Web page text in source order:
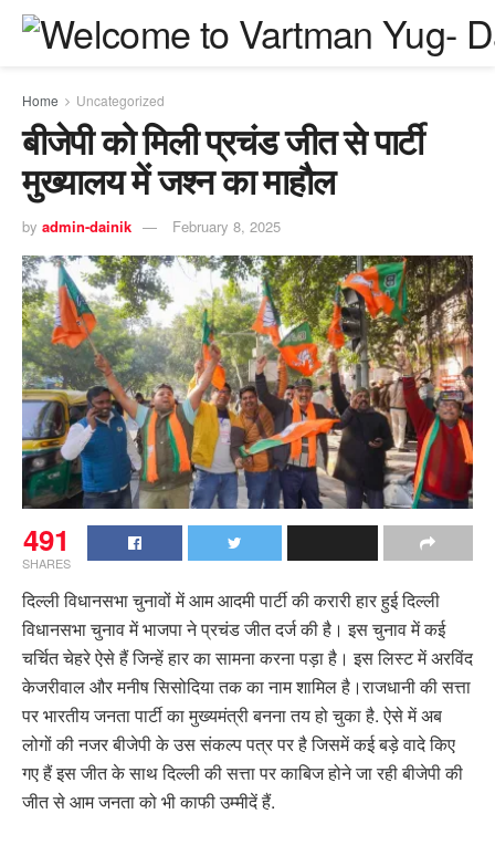
Home Uncategorized
बीजेपी को मिली प्रचंड जीत से पार्टी
मुख्यालय में जश्न का माहौल
by admin-dainik February 8, 2025
491
SHARES
दिल्ली विधानसभा चुनावों में आम आदमी पार्टी की करारी हार हुई दिल्ली
विधानसभा चुनाव में भाजपा ने प्रचंड जीत दर्ज की है। इस चुनाव में कई
चर्चित चेहरे ऐसे हैं जिन्हें हार का सामना करना पड़ा है। इस लिस्ट में अरविंद
केजरीवाल और मनीष सिसोदिया तक का नाम शामिल है।राजधानी की सत्ता
पर भारतीय जनता पार्टी का मुख्यमंत्री बनना तय हो चुका है. ऐसे में अब
लोगों की नजर बीजेपी के उस संकल्प पत्र पर है जिसमें कई बड़े वादे किए
गए हैं इस जीत के साथ दिल्ली की सत्ता पर काबिज होने जा रही बीजेपी की
जीत से आम जनता को भी काफी उम्मीदें हैं.